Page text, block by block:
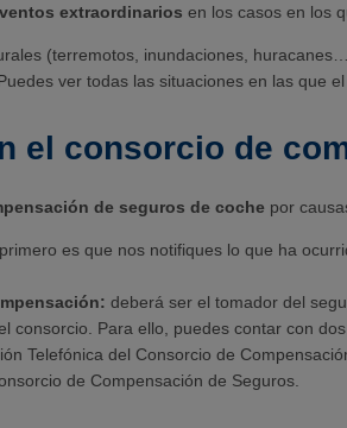
extraordinarios en los casos en los
(terremotos, inundaciones,
ver todas las situaciones en las que
el consorcio de
de seguros de coche por
es que nos notifiques lo que ha
deberá ser el tomador del
consorcio. Para ello, puedes contar con
Telefónica del Consorcio de
de Compensación de Seguros.